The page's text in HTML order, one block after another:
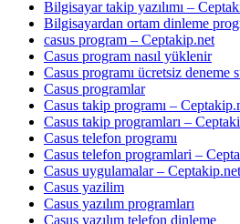
Bilgisayar takip yazılımı –
Bilgisayardan ortam dinleme
casus program – Ceptakip.net
Casus program nasıl yüklenir
Casus programı ücretsiz deneme
Casus programlar
Casus takip programı –
Casus takip programları –
Casus telefon programı
Casus telefon programlari –
Casus uygulamalar – Ceptakip.net
Casus yazilim
Casus yazılım programları
Casus yazılım telefon dinleme